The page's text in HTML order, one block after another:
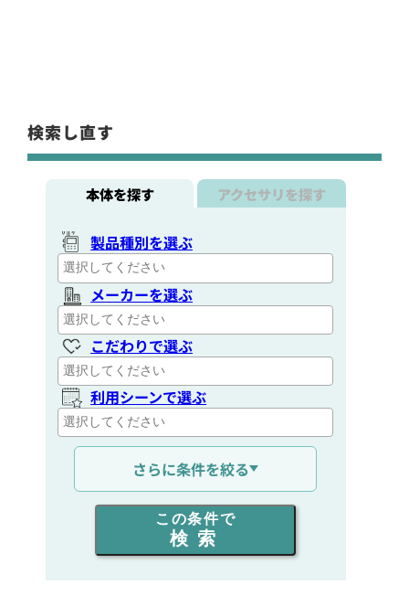
検索し直す
本体を探す アクセサリを探す
製品種別を選ぶ
メーカーを選ぶ
こだわりで選ぶ
利用シーンで選ぶ
通信距離を選ぶ
出力を選ぶ
同時通話人数を選ぶ
さらに条件を絞る
この条件で
検索